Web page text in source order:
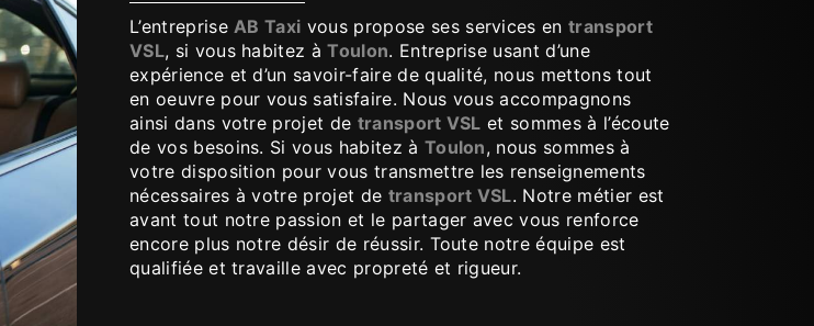
L’entreprise AB Taxi vous propose ses services entransport
VSL, si vous habitez àToulon. Entreprise usant d’une
expérience et d’un savoir-faire de qualité, nous mettons tout
en oeuvre pour vous satisfaire. Nous vous accompagnons
ainsi dans votre projet de transport VSL et sommes à l’écoute
de vos besoins. Si vous habitez à Toulon, nous sommes à
votre disposition pour vous transmettre les renseignements
nécessaires à votre projet de transport VSL. Notre métier est
avant tout notre passion et le partager avec vous renforce
encore plus notre désir de réussir. Toute notre équipe est
qualifiée et travaille avec propreté et rigueur.